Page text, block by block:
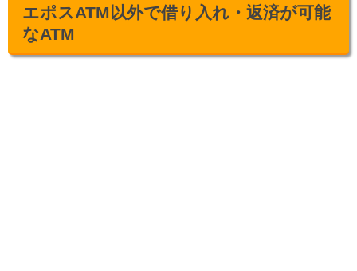
エポスATM以外で借り入れ・返済が可能
なATM